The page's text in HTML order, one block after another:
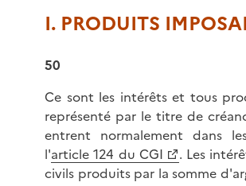
I. PRODUITS
50
Ce sont les intérêts et tous
représenté par le titre de
entrent normalement dans
l'article 124 du CGI
. Les
civils produits par la somme